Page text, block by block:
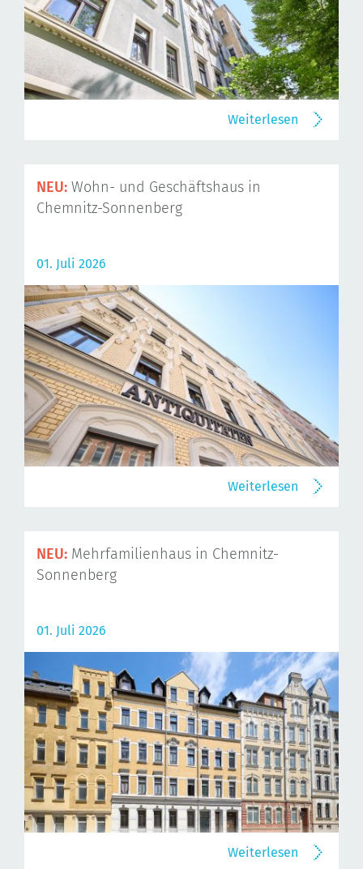
Weiterlesen
NEU: Wohn- und Geschäftshaus in
Chemnitz-Sonnenberg
01. Juli 2026
Weiterlesen
NEU: Mehrfamilienhaus in Chemnitz-
Sonnenberg
01. Juli 2026
Weiterlesen